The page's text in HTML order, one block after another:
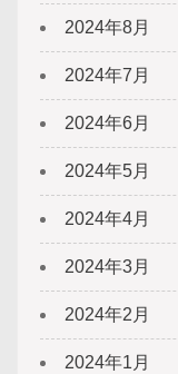
2024年8月
2024年7月
2024年6月
2024年5月
2024年4月
2024年3月
2024年2月
2024年1月